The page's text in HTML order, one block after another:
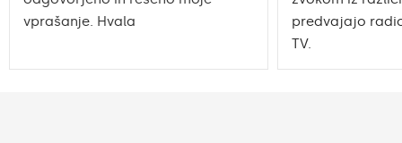
vprašanje. Hvala
predvajajo
TV.